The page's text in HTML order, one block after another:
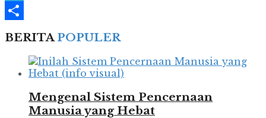
Telegram
BERITAPOPULER
Mengenal Sistem Pencernaan
Manusia yang Hebat